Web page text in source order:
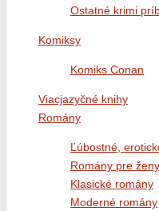
Ostatné krimi
Komiksy
Komiks Conan
Viacjazyčné knihy
Romány
Ľúbostné,
Romány pre ženy
Klasické romány
Moderné romány